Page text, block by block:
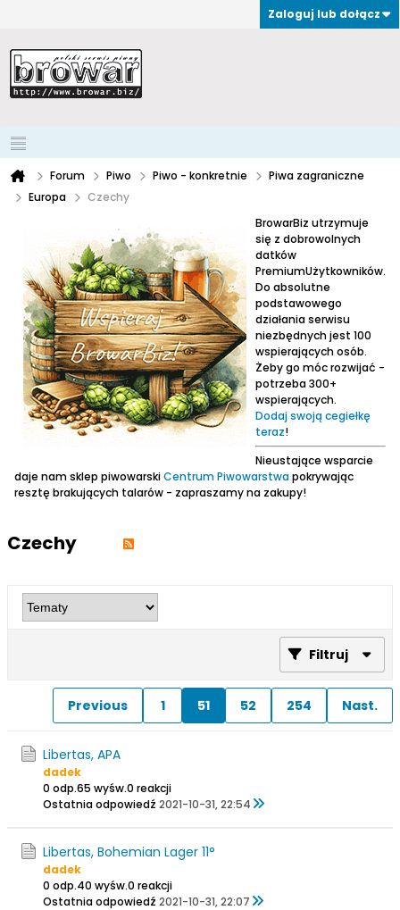
Zaloguj lub dołącz
Forum Piwo Piwo - konkretnie
Piwa zagraniczne
Europa
Czechy
BrowarBiz utrzymuje
się z dobrowolnych
datków
PremiumUżytkowników.
Do absolutne
podstawowego
działania serwisu
niezbędnych jest 100
wspierających osób.
Żeby go móc rozwijać -
potrzeba 300+
wspierających.
Dodaj swoją cegiełkę
teraz!
Nieustające wsparcie
daje nam sklep piwowarskiCentrum Piwowarstwapokrywając
resztę brakujących talarów - zapraszamy na zakupy!
Czechy
Filtruj
Previous 1 51 52 254 Nast.
Libertas, APA
dadek
0 odp.65 wyśw.0 reakcji
Ostatnia odpowiedź 2021-10-31, 22:54
Libertas, Bohemian Lager 11°
dadek
0 odp.40 wyśw.0 reakcji
Ostatnia odpowiedź 2021-10-31, 22:07